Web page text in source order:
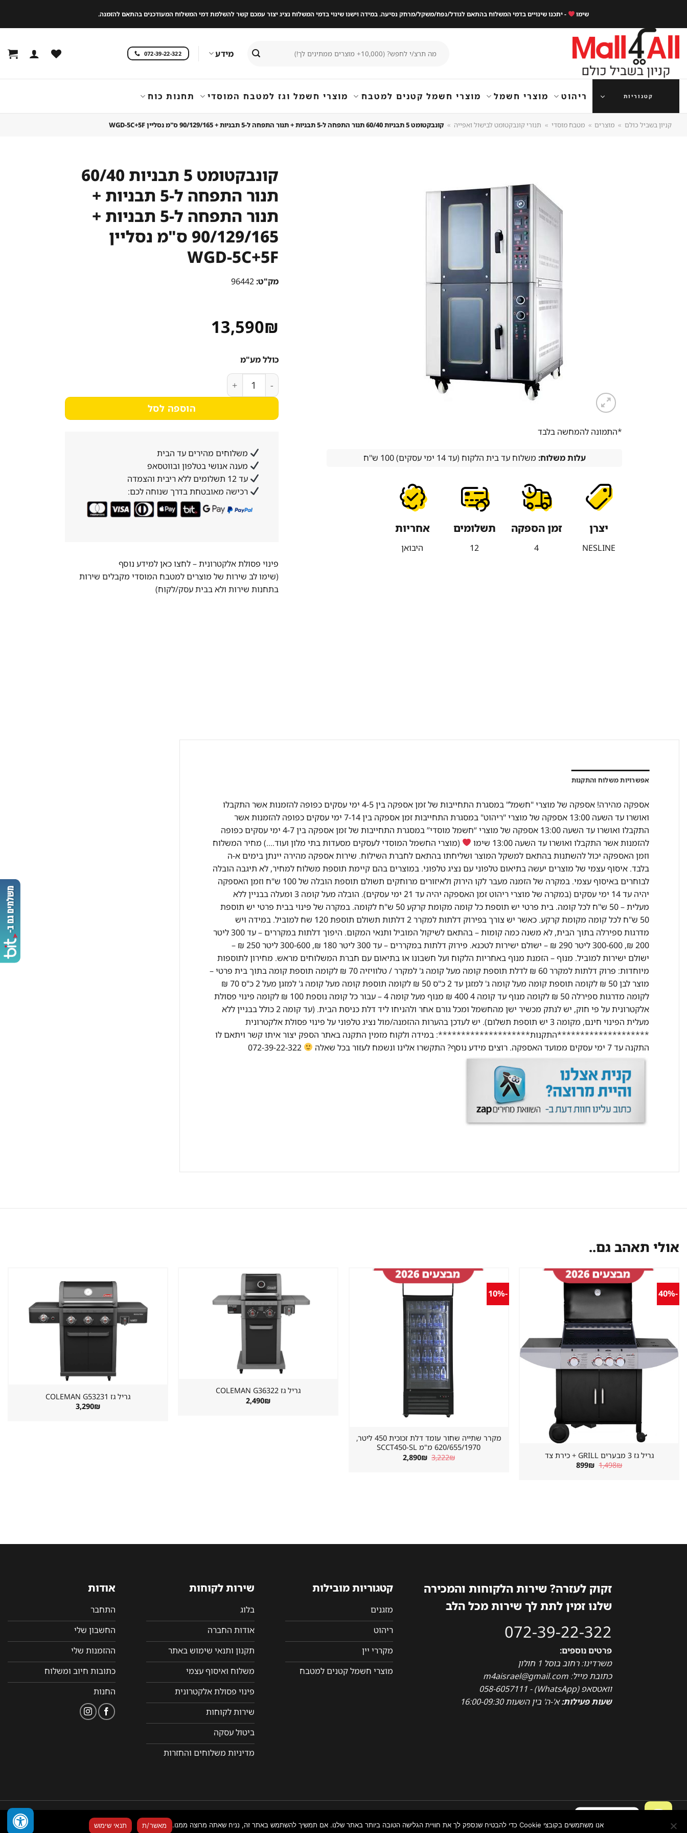
content
שימו - יתכנו שינויים בדמי המשלוח בהתאם לגודל/נפח/משקל/מרחק נסיעה. במידה וישנו שינוי בדמי המשלוח נציג יצור עמכם קשר להשלמת דמי המשלוח המעודכנים בהתאם להזמנה.
עבור:
מידע 072-39-22-322
קטגוריות ריהוט מוצרי חשמל מוצרי חשמל קטנים למטבח מוצרי חשמל וגז למטבח המוסדי תחנות כוח
קניון בשביל כולם » מוצרים » מטבח מוסדי » תנורי קונבקטומט לבישול ואפייה » קונבקטומט 5 תבניות 60/40 תנור התפחה ל-5 תבניות + תנור התפחה ל-5 תבניות + ‏90/129/165 ס"מ נסליין WGD-5C+5F
*התמונה להמחשה בלבד
עלות משלוח: משלוח עד בית הלקוח (עד 14 ימי עסקים) 100 ש''ח
יצרן
NESLINE
זמן הספקה
4
תשלומים
12
אחריות
היבואן
קונבקטומט 5 תבניות 60/40
תנור התפחה ל-5 תבניות +
תנור התפחה ל-5 תבניות +
‏90/129/165 ס"מ נסליין
WGD-5C+5F
מק"ט:
13,590₪
כולל מע"מ
כמות של קונבקטומט 5 תבניות 60/40 תנור התפחה ל-5 תבניות + תנור התפחה ל-5 תבניות + ‏90/129/165 ס"מ נסליין WGD-5C+5F
הוספה לסל
משלוחים מהירים עד הבית
מענה אנושי בטלפון ובווטסאפ
עד 12 תשלומים ללא ריבית והצמדה
רכישה מאובטחת בדרך שנוחה לכם:
פינוי פסולת אלקטרונית –לחצו כאן למידע נוסף
(שימו לב שירות של מוצרים למטבח המוסדי מקבלים שירות
בתחנות שירות ולא בבית עסק/לקוח)
אפשרויות משלוח והתקנות
אספקה מהירה! אספקה של מוצרי "חשמל" במסגרת התחייבות של זמן אספקה בין 4-5 ימי עסקים כפופה להזמנות אשר התקבלו
ואושרו עד השעה 13:00 אספקה של מוצרי "ריהוט" במסגרת התחייבות זמן אספקה בין 7-14 ימי עסקים כפופה להזמנות אשר
התקבלו ואושרו עד השעה 13:00 אספקה של מוצרי “חשמל מוסדי” במסגרת התחייבות של זמן אספקה בין 4-7 ימי עסקים כפופה
להזמנות אשר התקבלו ואושרו עד השעה 13:00 שימו
(מוצרי החשמל המוסדי לעסקים מסעדות בתי מלון ועוד….) מחיר המשלוח
וזמן האספקה יכול להשתנות בהתאם למשקל המוצר ושליחתו בהתאם לחברת השילוח. שירות אספקה מהירה יינתן בימים א-ה
בלבד. איסוף עצמי של מוצרים יעשה בתיאום טלפוני עם נציג טלפוני. במוצרים בהם קיימת תוספת משלוח למחיר, לא תיגבה הובלה
לבוחרים באיסוף עצמי. במקרה של הזמנה מעבר לקו הירוק ולאיזורים מרוחקים תשולם תוספת הובלה של 100 ש"ח וזמן האספקה
יהיה עד 14 ימי עסקים (במקרה של מוצרי ריהוט זמן האספקה יהיה עד 21 ימי עסקים). הובלה מעל קומה 3 ומעלה בבניין ללא
מעלית – 50 ש"ח לכל קומה. בית פרטי יש תוספת כל קומה מקומת קרקע 50 ש"ח לקומה. במקרה של פינוי בבית פרטי יש תוספת
50 ש"ח לכל קומה מקומת קרקע. כאשר יש צורך בפירוק דלתות למקרר 2 דלתות תשולם תוספת 120 שח למוביל. במידה ויש
מדרגות ספירלה בתוך הבית, לא משנה כמה קומות – בהתאם לשיקול המוביל ותנאי המקום. היפוך דלתות במקררים – עד 300 ליטר
200 ₪, 300-600 ליטר 290 ₪ – ישולם ישירות לטכנא. פירוק דלתות במקררים – עד 300 ליטר 180 ₪, 300-600 ליטר 250 ₪ –
ישולם ישירות למוביל. מנוף – הזמנת מנוף באחריות הלקוח ועל חשבונו או בתיאום עם חברת המשלוחים מראש. מחירון לתוספות
מיוחדות: פרוק דלתות למקרר 60 ₪ לדלת תוספת קומה מעל קומה ג' למקרר / טלוויזיה 70 ₪ לקומה תוספת קומה בתוך בית פרטי –
מוצר לבן 50 ₪ לקומה תוספת קומה מעל קומה ג' למזגן עד 2 כ"ס 50 ₪ לקומה תוספת קומה מעל קומה ג' למזגן מעל 2 כ"ס 70 ₪
לקומה מדרגות ספירלה 50 ₪ לקומה מנוף עד קומה 4 400 ₪ מנוף מעל קומה 4 – עבור כל קומה נוספת 100 ₪ לקומה פינוי פסולת
אלקטרונית על פי חוק, יש לנתק מכשיר ישן מהחשמל ומכל גורם אחר ולהניחו ליד דלת כניסת הבית. (עד קומה 2 כולל בבניין ללא
מעלית הפינוי חינם, מקומה 3 יש תוספת תשלום). יש לעדכן בהערות ההזמנה/מול נציג טלפוני על פינוי פסולת אלקטרונית
********************התקנות********************: במידה ולקוח מזמין התקנה באתר הספק יצור איתו קשר ויתאם לו
התקנה עד 7 ימי עסקים ממועד האספקה. רוצים מידע נוסף? התקשרו אלינו ונשמח לעזור בכל שאלה
אולי תאהב גם..
-40%
גריל גז 3 מבערים GRILL + כירת צד
1,498₪ המחיר
המקורי
899₪ המחיר
-10%
מקרר שתייה שחור עומד דלת זכוכית 450 ליטר,
620/655/1970 מ"מ SCCT450-SL
3,222₪ המחיר
המקורי
2,890₪ המחיר
גריל גז ⁦COLEMAN G36322⁩
2,490₪
גריל גז ⁦COLEMAN G53231⁩
3,290₪
זקוק לעזרה? שירות הלקוחות והמכירה
שלנו זמין לתת לך שירות מכל הלב
072-39-22-322
פרטים נוספים:
משרדינו: רחוב בוסל 1 חולון
כתובת מייל: m4aisrael@gmail.com
וואטסאפ (WhatsApp) - 058-6057111
שעות פעילות:א'-ה' בין השעות 16:00-09:30
קטגוריות מובילות
מזגנים
ריהוט
מקררי יין
מוצרי חשמל קטנים למטבח
שירות לקוחות
בלוג
אודות החברה
תקנון ותנאי שימוש באתר
משלוח ואיסוף עצמי
פינוי פסולת אלקטרונית
שירות לקוחות
ביטול עסקה
מדיניות משלוחים והחזרות
אודות
התחבר
החשבון שלי
ההזמנות שלי
כתובות חיוב ומשלוח
החנות
אנו משתמשים בקובצי Cookie כדי להבטיח שנספק לך את חוויית הגלישה הטובה ביותר באתר שלנו. אם תמשיך להשתמש באתר זה, נניח שאתה מרוצה ממנו. מאשר/ת תנאי שימוש